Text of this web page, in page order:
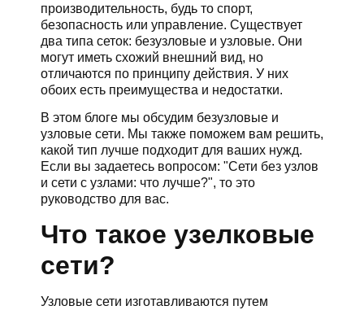
производительность, будь то спорт,
безопасность или управление. Существует
два типа сеток: безузловые и узловые. Они
могут иметь схожий внешний вид, но
отличаются по принципу действия. У них
обоих есть преимущества и недостатки.
В этом блоге мы обсудим безузловые и
узловые сети. Мы также поможем вам решить,
какой тип лучше подходит для ваших нужд.
Если вы задаетесь вопросом: "Сети без узлов
и сети с узлами: что лучше?", то это
руководство для вас.
Что такое узелковые
сети?
Узловые сети изготавливаются путем